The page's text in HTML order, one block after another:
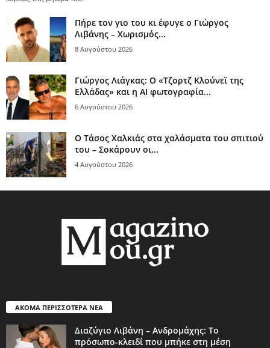
Πήρε τον γιο του κι έφυγε ο Γιώργος
Λιβάνης – Χωρισμός...
8 Αυγούστου 2026
Γιώργος Λιάγκας: Ο «Τζορτζ Κλούνεϊ της
Ελλάδας» και η AI φωτογραφία...
6 Αυγούστου 2026
Ο Τάσος Χαλκιάς στα χαλάσματα του σπιτιού
του – Σοκάρουν οι...
4 Αυγούστου 2026
ΑΚΟΜΑ ΠΕΡΙΣΣΟΤΕΡΑ ΝΕΑ
Διαζύγιο Λιβάνη – Ανδρομάχης: Το
πρόσωπο-κλειδί που μπήκε στη μέση